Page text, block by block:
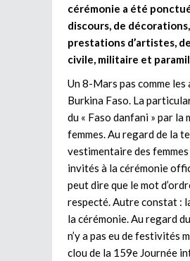
cérémonie a été
discours, de
prestations d’artistes,
civile, militaire et
Un 8-Mars pas comme les
Burkina Faso. La
du « Faso danfani » par la
femmes. Au regard de la
vestimentaire des femmes
invités à la cérémonie
peut dire que le mot
respecté. Autre constat :
la cérémonie. Au regard
n’y a pas eu de festivités
clou de la 159e Journée